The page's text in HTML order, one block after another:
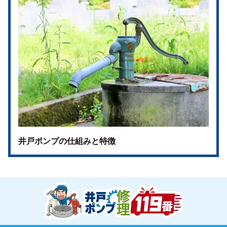
井戸ポンプの仕組みと特徴